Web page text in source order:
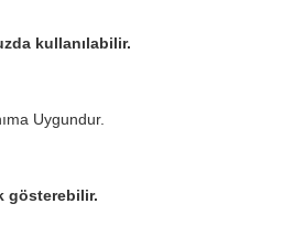
kullanılabilir.
Uygundur.
gösterebilir.